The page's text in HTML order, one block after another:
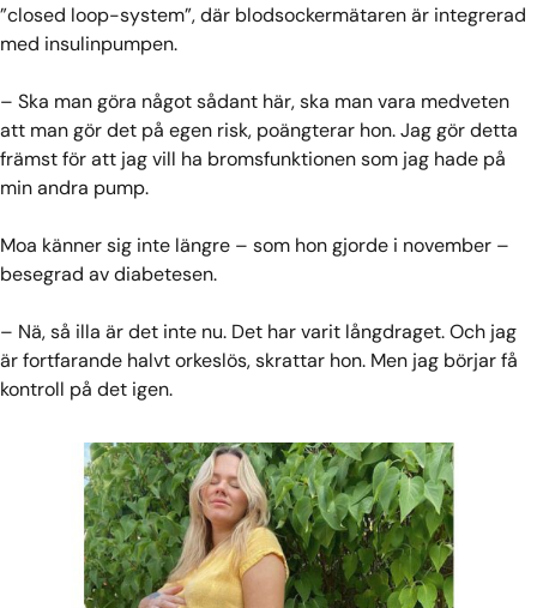
”closed loop-system”, där blodsockermätaren är integrerad
med insulinpumpen.
– Ska man göra något sådant här, ska man vara medveten
att man gör det på egen risk, poängterar hon. Jag gör detta
främst för att jag vill ha bromsfunktionen som jag hade på
min andra pump.
Moa känner sig inte längre – som hon gjorde i november –
besegrad av diabetesen.
– Nä, så illa är det inte nu. Det har varit långdraget. Och jag
är fortfarande halvt orkeslös, skrattar hon. Men jag börjar få
kontroll på det igen.